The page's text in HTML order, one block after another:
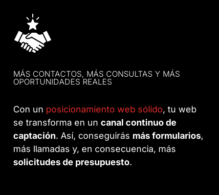
MÁS CONTACTOS, MÁS CONSULTAS Y MÁS
OPORTUNIDADES REALES
Con un posicionamiento web sólido, tu web
se transforma en uncanal continuo de
captación. Así, conseguirás más formularios,
más llamadas y, en consecuencia, más
solicitudes de presupuesto.